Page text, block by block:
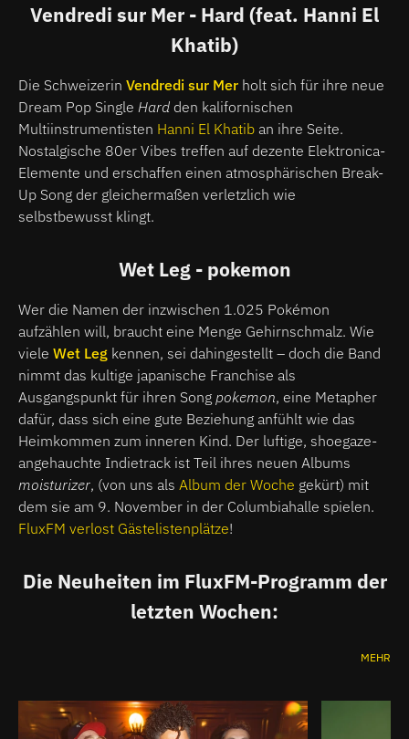
Vendredi sur Mer - Hard (feat. Hanni El
Khatib)
Die Schweizerin Vendredi sur Mer holt sich für ihre neue
Dream Pop Single Hard den kalifornischen
Multiinstrumentisten Hanni El Khatib an ihre Seite.
Nostalgische 80er Vibes treffen auf dezente Elektronica-
Elemente und erschaffen einen atmosphärischen Break-
Up Song der gleichermaßen verletzlich wie
selbstbewusst klingt.
Wet Leg - pokemon
Wer die Namen der inzwischen 1.025 Pokémon
aufzählen will, braucht eine Menge Gehirnschmalz. Wie
viele Wet Leg kennen, sei dahingestellt – doch die Band
nimmt das kultige japanische Franchise als
Ausgangspunkt für ihren Song pokemon, eine Metapher
dafür, dass sich eine gute Beziehung anfühlt wie das
Heimkommen zum inneren Kind. Der luftige, shoegaze-
angehauchte Indietrack ist Teil ihres neuen Albums
moisturizer, (von uns als Album der Woche gekürt) mit
dem sie am 9. November in der Columbiahalle spielen.
FluxFM verlost Gästelistenplätze!
Die Neuheiten im FluxFM-Programm der
letzten Wochen:
MEHR